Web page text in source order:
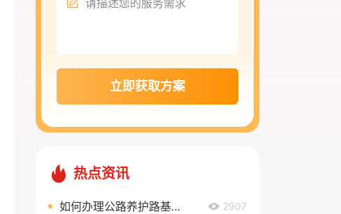
立即获取方案
热点资讯
如何办理公路养护路基路面乙级资质？ 2907